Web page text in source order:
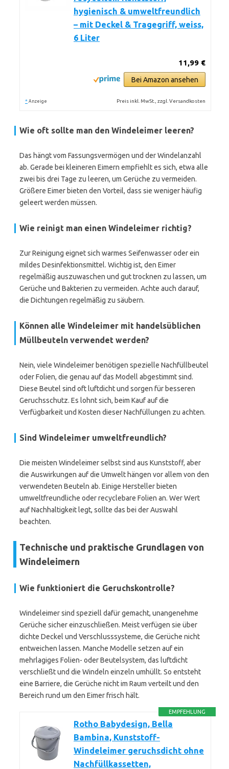
hygienisch & umweltfreundlich
– mit Deckel & Tragegriff, weiss,
6 Liter
11,99 €
Bei Amazon ansehen
* Anzeige Preis inkl. MwSt., zzgl. Versandkosten
Wie oft sollte man den Windeleimer leeren?
Das hängt vom Fassungsvermögen und der Windelanzahl
ab. Gerade bei kleineren Eimern empfiehlt es sich, etwa alle
zwei bis drei Tage zu leeren, um Gerüche zu vermeiden.
Größere Eimer bieten den Vorteil, dass sie weniger häufig
geleert werden müssen.
Wie reinigt man einen Windeleimer richtig?
Zur Reinigung eignet sich warmes Seifenwasser oder ein
mildes Desinfektionsmittel. Wichtig ist, den Eimer
regelmäßig auszuwaschen und gut trocknen zu lassen, um
Gerüche und Bakterien zu vermeiden. Achte auch darauf,
die Dichtungen regelmäßig zu säubern.
Können alle Windeleimer mit handelsüblichen
Müllbeuteln verwendet werden?
Nein, viele Windeleimer benötigen spezielle Nachfüllbeutel
oder Folien, die genau auf das Modell abgestimmt sind.
Diese Beutel sind oft luftdicht und sorgen für besseren
Geruchsschutz. Es lohnt sich, beim Kauf auf die
Verfügbarkeit und Kosten dieser Nachfüllungen zu achten.
Sind Windeleimer umweltfreundlich?
Die meisten Windeleimer selbst sind aus Kunststoff, aber
die Auswirkungen auf die Umwelt hängen vor allem von den
verwendeten Beuteln ab. Einige Hersteller bieten
umweltfreundliche oder recyclebare Folien an. Wer Wert
auf Nachhaltigkeit legt, sollte das bei der Auswahl
beachten.
Technische und praktische Grundlagen von
Windeleimern
Wie funktioniert die Geruchskontrolle?
Windeleimer sind speziell dafür gemacht, unangenehme
Gerüche sicher einzuschließen. Meist verfügen sie über
dichte Deckel und Verschlusssysteme, die Gerüche nicht
entweichen lassen. Manche Modelle setzen auf ein
mehrlagiges Folien- oder Beutelsystem, das luftdicht
verschließt und die Windeln einzeln umhüllt. So entsteht
eine Barriere, die Gerüche nicht im Raum verteilt und den
Bereich rund um den Eimer frisch hält.
EMPFEHLUNG
Rotho Babydesign, Bella
Bambina, Kunststoff-
Windeleimer geruchsdicht ohne
Nachfüllkassetten,